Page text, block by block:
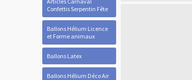
Confettis Serpentin Fête
Ballons Hélium Licence
et Forme animaux
Ballons Latex
Ballons Hélium Déco Air